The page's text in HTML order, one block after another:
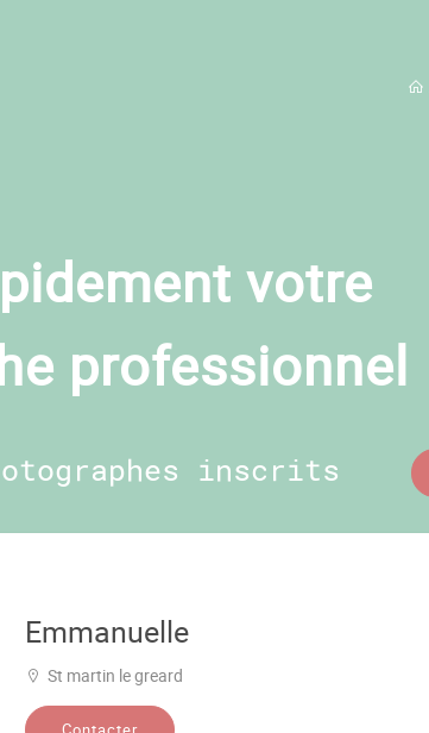
votre
professionnel
inscrits
Emmanuelle
St martin le greard